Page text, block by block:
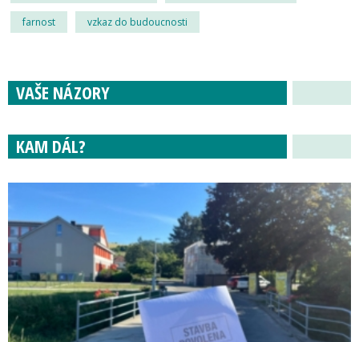
farnost vzkaz do budoucnosti
VAŠE NÁZORY
KAM DÁL?